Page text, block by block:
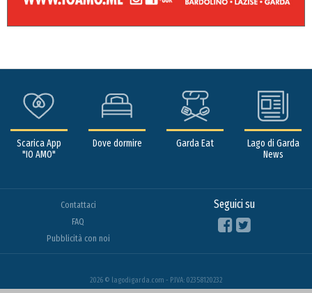
Scarica App
"IO AMO"
Dove dormire Garda Eat
Lago di Garda
News
Contattaci
FAQ
Pubblicità con noi
Seguici su
2026 © lagodigarda.com - P.IVA: 02358120232